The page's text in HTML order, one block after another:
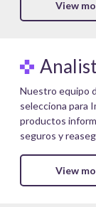
View
Nuestro equipo
selecciona para
productos
seguros y
View